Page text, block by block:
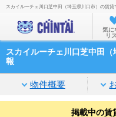
スカイルーチェ川口芝中田（埼玉県川口市）の賃
気に
リ
スカイルーチェ川口芝中田
報
物件概要
掲載中の賃